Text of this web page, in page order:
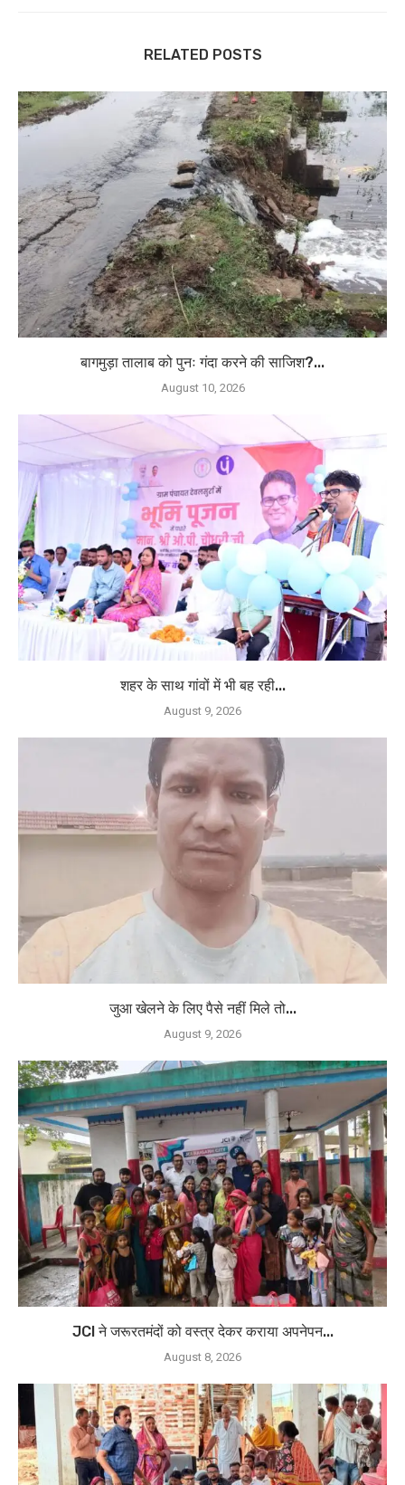
RELATED POSTS
बागमुड़ा तालाब को पुनः गंदा करने की साजिश?...
August 10, 2026
शहर के साथ गांवों में भी बह रही...
August 9, 2026
जुआ खेलने के लिए पैसे नहीं मिले तो...
August 9, 2026
JCI ने जरूरतमंदों को वस्त्र देकर कराया अपनेपन...
August 8, 2026